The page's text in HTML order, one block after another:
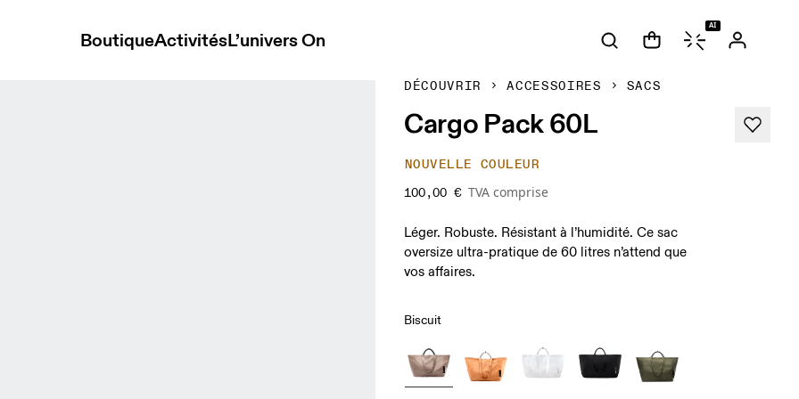
BoutiqueActivitésL’univers On
AI
DÉCOUVRIR ACCESSOIRES SACS
Cargo Pack 60L
NOUVELLE COULEUR
100,00 € TVA comprise
Léger. Robuste. Résistant à l’humidité. Ce sac
oversize ultra-pratique de 60 litres n’attend que
vos affaires.
Biscuit